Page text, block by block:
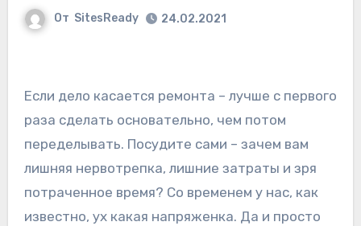
От SitesReady 24.02.2021
Если дело касается ремонта – лучше с первого
раза сделать основательно, чем потом
переделывать. Посудите сами – зачем вам
лишняя нервотрепка, лишние затраты и зря
потраченное время? Со временем у нас, как
известно, ух какая напряженка. Да и просто